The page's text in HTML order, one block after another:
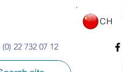
(0) 22 732 07 12
CH